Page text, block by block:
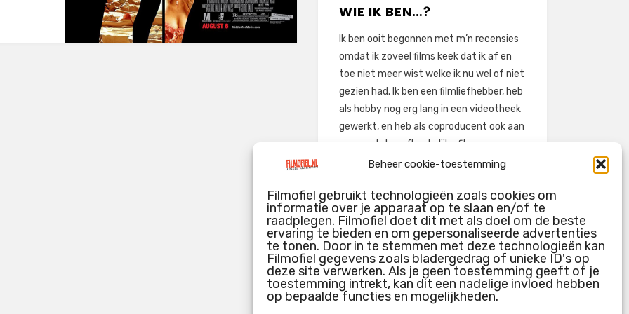
Beheer cookie-toestemming
Filmofiel gebruikt technologieën zoals cookies om
informatie over je apparaat op te slaan en/of te
raadplegen. Filmofiel doet dit met als doel om de beste
ervaring te bieden en om gepersonaliseerde advertenties
te tonen. Door in te stemmen met deze technologieën kan
Filmofiel gegevens zoals bladergedrag of unieke ID's op
deze site verwerken. Als je geen toestemming geeft of je
toestemming intrekt, kan dit een nadelige invloed hebben
op bepaalde functies en mogelijkheden.
WIE IK BEN…?
Ik ben ooit begonnen met m’n recensies
omdat ik zoveel films keek dat ik af en
toe niet meer wist welke ik nu wel of niet
gezien had. Ik ben een filmliefhebber, heb
als hobby nog erg lang in een videotheek
gewerkt, en heb als coproducent ook aan
een aantal onafhankelijke films
meegewerkt.
pretentieloze uitbreidingen van m’n
voormalige ‘videotheek-geouwehoer’,
aangevuld met een groeiende kennis
over de kunde én de kunst van het
maken van film.